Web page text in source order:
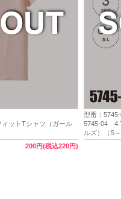
ットTシャツ（ガール
200円(税込220円)
型番：
5745-04
ルズ）（S